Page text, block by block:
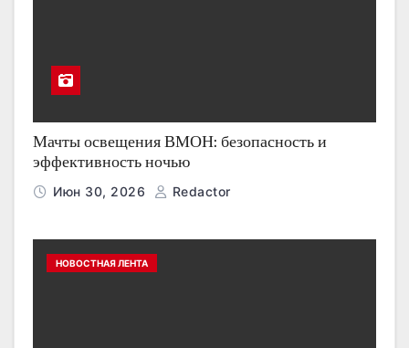
Мачты освещения ВМОН: безопасность и
эффективность ночью
Июн 30, 2026 Redactor
НОВОСТНАЯ ЛЕНТА